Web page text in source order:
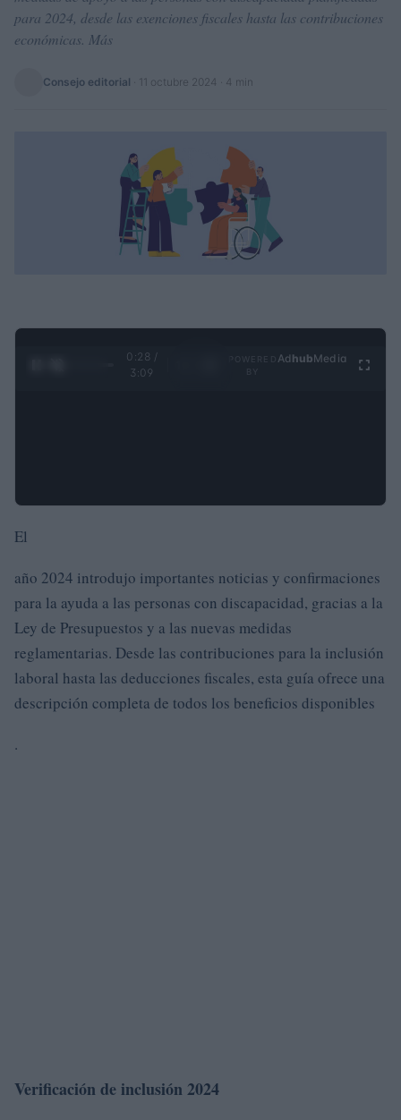
para 2024, desde las exenciones fiscales hasta las contribuciones
económicas. Más
Consejo editorial 11 octubre 2024 · 4 min
0:29 /
3:09
Ad hubMedia
El
año 2024 introdujo importantes noticias y confirmaciones
para la ayuda a las personas con discapacidad, gracias a la
Ley de Presupuestos y a las nuevas medidas
reglamentarias. Desde las contribuciones para la inclusión
laboral hasta las deducciones fiscales, esta guía ofrece una
descripción completa de todos los beneficios disponibles
.
Verificación de inclusión 2024